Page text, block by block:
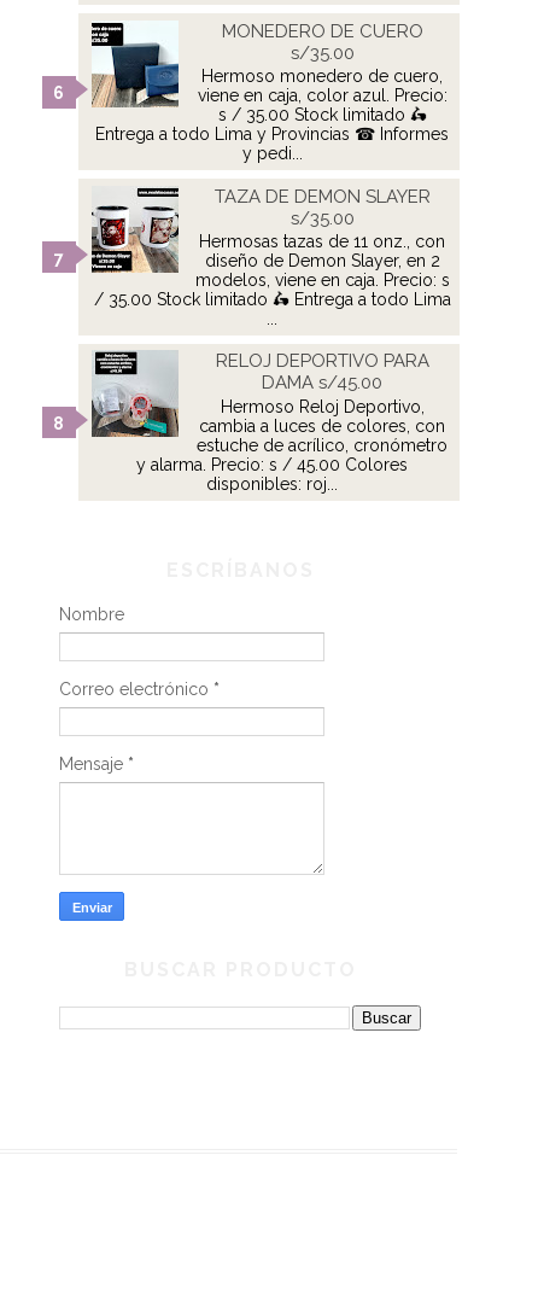
MONEDERO DE CUERO
s/35.00
Hermoso monedero de cuero,
viene en caja, color azul. Precio:
s / 35.00 Stock limitado 🛵
Entrega a todo Lima y Provincias ☎ Informes
y pedi...
TAZA DE DEMON SLAYER
s/35.00
Hermosas tazas de 11 onz., con
diseño de Demon Slayer, en 2
modelos, viene en caja. Precio: s
/ 35.00 Stock limitado 🛵 Entrega a todo Lima
...
RELOJ DEPORTIVO PARA
DAMA s/45.00
Hermoso Reloj Deportivo,
cambia a luces de colores, con
estuche de acrílico, cronómetro
y alarma. Precio: s / 45.00 Colores
disponibles: roj...
Nombre
Correo electrónico *
Mensaje *